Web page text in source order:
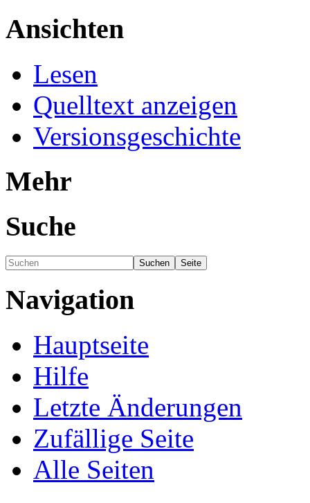
Ansichten
Lesen
Quelltext anzeigen
Versionsgeschichte
Mehr
Suche
Navigation
Hauptseite
Hilfe
Letzte Änderungen
Zufällige Seite
Alle Seiten